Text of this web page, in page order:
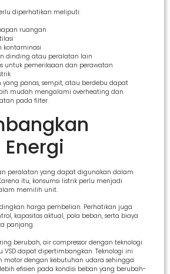
diperhatikan meliputi:
ruangan
kontaminasi
dinding atau peralatan lain
untuk pemeriksaan dan perawatan
panas, sempit, atau berdebu dapat
mudah mengalami overheating dan
pada filter.
peralatan yang dapat digunakan dalam
itu, konsumsi listrik perlu menjadi
memilih unit.
harga pembelian. Perhatikan juga
kapasitas aktual, pola beban, serta biaya
panjang.
berubah, air compressor dengan teknologi
VSD dapat dipertimbangkan. Teknologi ini
motor dengan kebutuhan udara sehingga
efisien pada kondisi beban yang berubah-